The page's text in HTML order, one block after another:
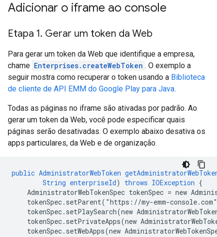
Adicionar o iframe ao console
Etapa 1. Gerar um token da Web
Para gerar um token da Web que identifique a empresa,
chame Enterprises.createWebToken . O exemplo a
seguir mostra como recuperar o token usando a Biblioteca
de cliente de API EMM do Google Play para Java.
Todas as páginas no iframe são ativadas por padrão. Ao
gerar um token da Web, você pode especificar quais
páginas serão desativadas. O exemplo abaixo desativa os
apps particulares, da Web e de organização.
public AdministratorWebToken
String enterpriseId) throws IOException {
AdministratorWebTokenSpec tokenSpec = new
tokenSpec.setParent("https : //my-emm-console.com"
tokenSpec.setPlaySearch(new
tokenSpec.setPrivateApps(new
tokenSpec.setWebApps(new